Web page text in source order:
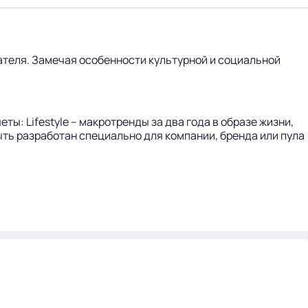
Замечая особенности культурной и социальной
Lifestyle – макротренды за два года в образе жизни,
разработан специально для компании, бренда или пула